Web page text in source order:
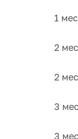
1
2
2
3
3